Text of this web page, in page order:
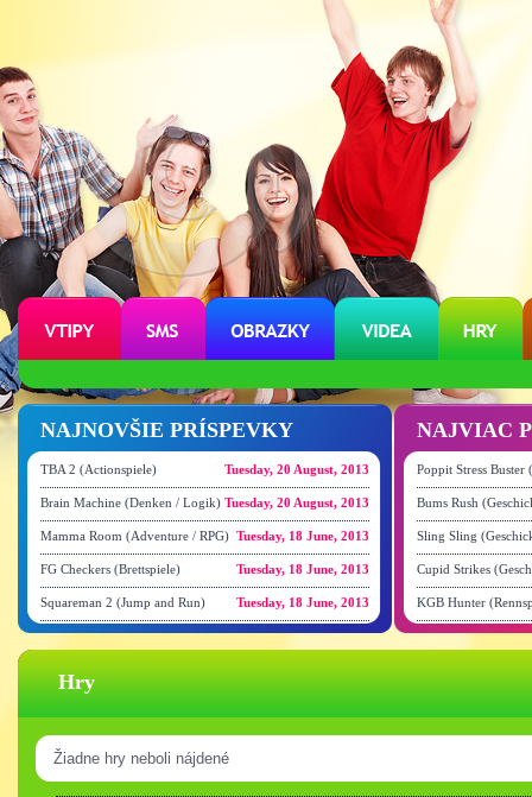
NAJNOVŠIE PRÍSPEVKY
TBA 2 (Actionspiele) Tuesday, 20 August, 2013
Brain Machine (Denken / Logik) Tuesday, 20 August, 2013
Mamma Room (Adventure / RPG) Tuesday, 18 June, 2013
FG Checkers (Brettspiele) Tuesday, 18 June, 2013
Squareman 2 (Jump and Run) Tuesday, 18 June, 2013
NAJVIAC
Poppit Stress
Bums Rush
Sling Sling
Cupid Strikes
KGB Hunter
Hry
Žiadne hry neboli nájdené